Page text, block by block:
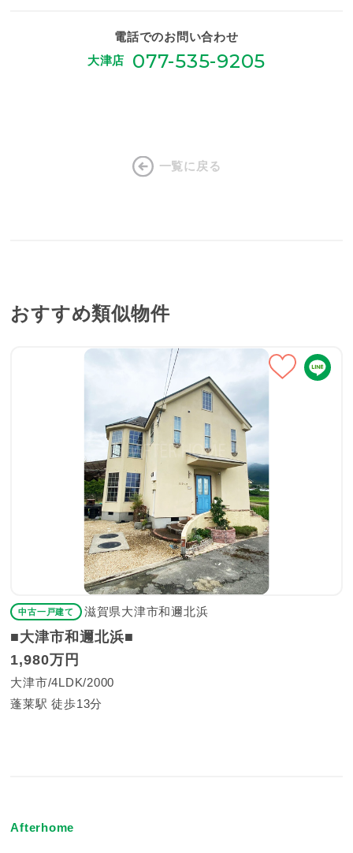
電話でのお問い合わせ
大津店
077-535-9205
一覧に戻る
おすすめ類似物件
中古一戸建て 滋賀県大津市和邇北浜
■大津市和邇北浜■
1,980万円
大津市 4LDK 2000
蓬莱駅 徒歩13分
Afterhome